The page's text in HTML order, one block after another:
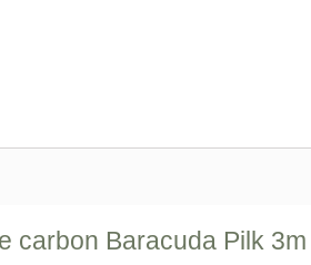
carbon Baracuda Pilk 3m